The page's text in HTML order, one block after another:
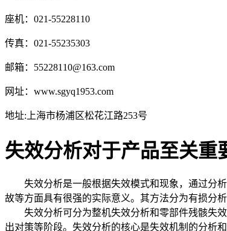
座机：021-55228110
传真：021-55235303
邮箱：55228110@163.com
网址：www.sgyq1953.com
地址:上海市杨浦区松花江路253号
失效分析对于产品至关重
失效分析是一般根据失效模式和现象，通过分析
故等方面具有很强的实际意义。其方法分为有损分
失效分析可分为整机失效分析和零部件残骸失效
出对策等阶段。失效分析的核心是失效机制的分析